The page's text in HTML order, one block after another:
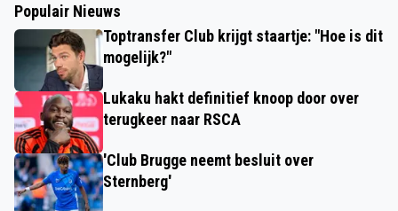
Populair Nieuws
Toptransfer Club krijgt staartje: "Hoe is dit
mogelijk?"
Lukaku hakt definitief knoop door over
terugkeer naar RSCA
'Club Brugge neemt besluit over
Sternberg'